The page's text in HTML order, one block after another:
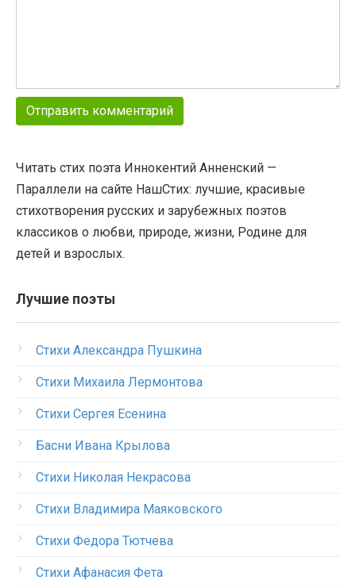
Читать стих поэта Иннокентий Анненский —
Параллели на сайте НашСтих: лучшие, красивые
стихотворения русских и зарубежных поэтов
классиков о любви, природе, жизни, Родине для
детей и взрослых.
Лучшие поэты
Стихи Александра Пушкина
Стихи Михаила Лермонтова
Стихи Сергея Есенина
Басни Ивана Крылова
Стихи Николая Некрасова
Стихи Владимира Маяковского
Стихи Федора Тютчева
Стихи Афанасия Фета